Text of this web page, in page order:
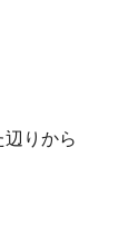
りから